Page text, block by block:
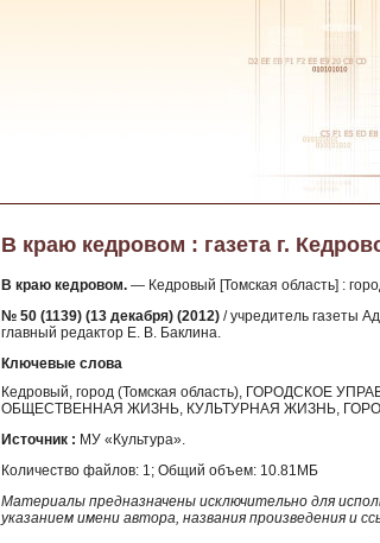
В краю кедровом : газета г.
В краю кедровом. — Кедровый [Томская область] :
№ 50 (1139) (13 декабря) (2012) / учредитель газеты
главный редактор Е. В. Баклина.
Ключевые слова
Кедровый, город (Томская область),
ОБЩЕСТВЕННАЯ ЖИЗНЬ, КУЛЬТУРНАЯ ЖИЗНЬ,
Источник : МУ «Культура».
Количество файлов: 1; Общий объем: 10.81МБ
Материалы предназначены исключительно для
указанием имени автора, названия произведения и